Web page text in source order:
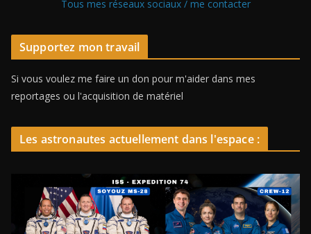
Tous mes réseaux sociaux / me contacter
Supportez mon travail
Si vous voulez me faire un don pour m'aider dans mes
reportages ou l'acquisition de matériel
Les astronautes actuellement dans l'espace :